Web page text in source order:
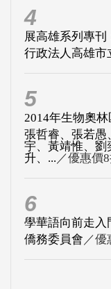
4
展高雄系列專
行政法人高雄市
5
2014年生物奧
張哲睿、張若愚
宇、黃靖惟、劉
升、... ／優惠價
6
學華語向前走入
僑務委員會 ／優